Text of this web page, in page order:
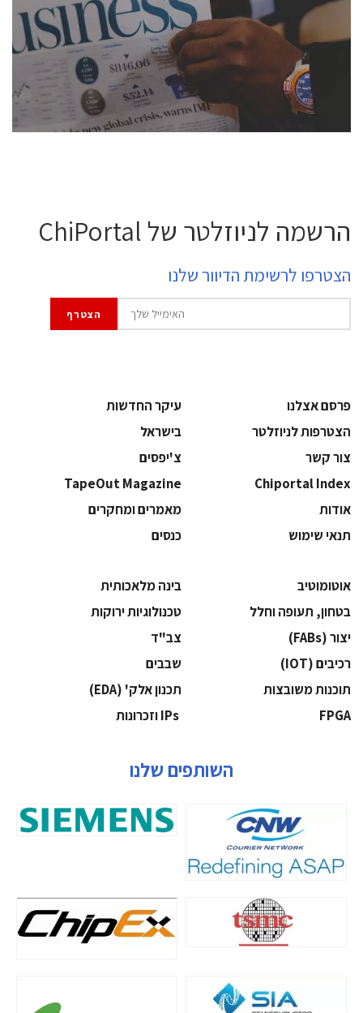
semiconductor industry, including engineers,
professional experts, and senior executives.
לחץ לפרטים
הרשמה לניוזלטר של ChiPortal
הצטרפו לרשימת הדיוור שלנו
פרסם אצלנו
עיקר החדשות
הצטרפות לניוזלטר
בישראל
צור קשר
צ'יפסים
Chiportal Index
TapeOut Magazine
אודות
מאמרים ומחקרים
תנאי שימוש
כנסים
אוטומוטיב
בינה מלאכותית
בטחון, תעופה וחלל
‫טכנולוגיות ירוקות‬
‫יצור (‪(FABs‬‬
‫צב"ד‬
‫רכיבים‬ (IOT)
‫שבבים‬
‫תוכנות משובצות‬
‫תכנון אלק' (‪(EDA‬‬
‫‪FPGA‬‬
השותפים שלנו